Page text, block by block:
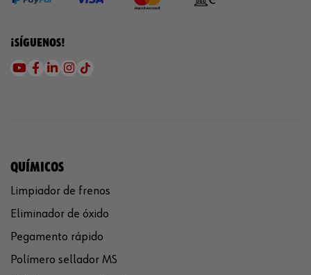
¡SÍGUENOS!
QUÍMICOS
Limpiador de frenos
Eliminador de óxido
Pegamento rápido
Polímero sellador MS